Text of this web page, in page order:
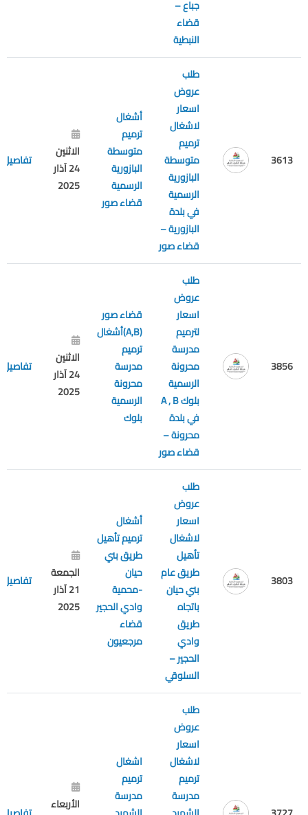
جباع –
قضاء
النبطية
3613
طلب
عروض
اسعار
لاشغال
ترميم
متوسطة
البازورية
الرسمية
في بلدة
البازورية –
قضاء صور
أشغال
ترميم
متوسطة
البازورية
الرسمية
قضاء صور
الاثنين
24 آذار
2025
تفاصيل
3856
طلب
عروض
اسعار
لترميم
مدرسة
محرونة
الرسمية
بلوك A , B
في بلدة
محرونة –
قضاء صور
قضاء صور
(A,B)أشغال
ترميم
مدرسة
محرونة
الرسمية
بلوك
الاثنين
24 آذار
2025
تفاصيل
3803
طلب
عروض
اسعار
لاشغال
تأهيل
طريق عام
بني حيان
باتجاه
طريق
وادي
الحجير –
السلوقي
أشغال
ترميم تأهيل
طريق بني
حيان
-محمية
وادي الحجير
قضاء
مرجعيون
الجمعة
21 آذار
2025
تفاصيل
طلب
عروض
اسعار
لاشغال
ترميم
مدرسة
اشغال
ترميم
مدرسة
الأربعاء